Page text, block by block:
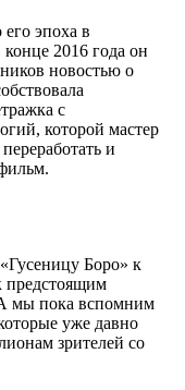
эпоха в
2016 года он
новостью о
с
которой мастер
и
Боро» к
предстоящим
мы пока вспомним
уже давно
зрителей со